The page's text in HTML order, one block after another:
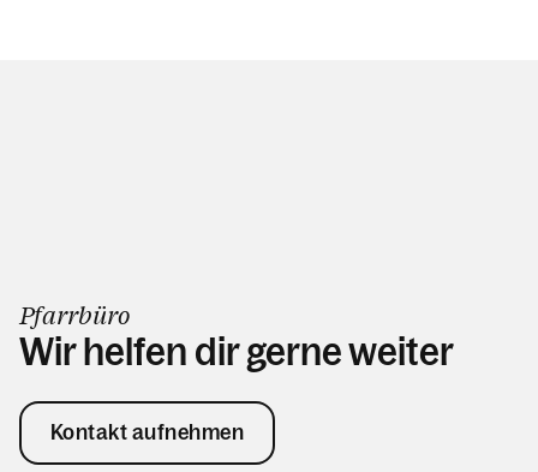
Pfarrbüro
Wir helfen dir gerne weiter
Kontakt aufnehmen